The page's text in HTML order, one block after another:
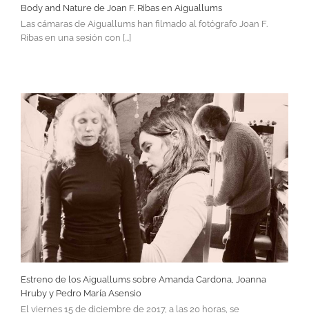
Body and Nature de Joan F. Ribas en Aiguallums
Las cámaras de Aiguallums han filmado al fotógrafo Joan F.
Ribas en una sesión con [...]
Estreno de los Aiguallums sobre Amanda Cardona, Joanna
Hruby y Pedro María Asensio
El viernes 15 de diciembre de 2017, a las 20 horas, se